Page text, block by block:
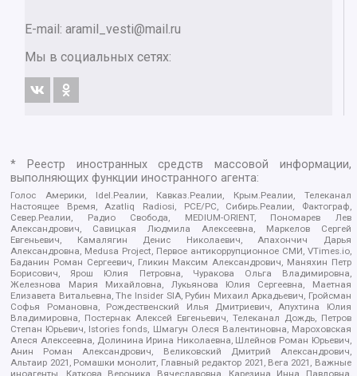
E-mail: aramil_vesti@mail.ru
Мы в социальных сетях:
* Реестр иностранных средств массовой информации,
выполняющих функции иностранного агента:
Голос Америки, Idel.Реалии, Кавказ.Реалии, Крым.Реалии, Телеканал
Настоящее Время, Azatliq Radiosi, PCE/PC, Сибирь.Реалии, Фактограф,
Север.Реалии, Радио Свобода, MEDIUM-ORIENT, Пономарев Лев
Александрович, Савицкая Людмила Алексеевна, Маркелов Сергей
Евгеньевич, Камалягин Денис Николаевич, Апахончич Дарья
Александровна, Medusa Project, Первое антикоррупционное СМИ, VTimes.io,
Баданин Роман Сергеевич, Гликин Максим Александрович, Маняхин Петр
Борисович, Ярош Юлия Петровна, Чуракова Ольга Владимировна,
Железнова Мария Михайловна, Лукьянова Юлия Сергеевна, Маетная
Елизавета Витальевна, The Insider SIA, Рубин Михаил Аркадьевич, Гройсман
Софья Романовна, Рождественский Илья Дмитриевич, Апухтина Юлия
Владимировна, Постернак Алексей Евгеньевич, Телеканал Дождь, Петров
Степан Юрьевич, Istories fonds, Шмагун Олеся Валентиновна, Мароховская
Алеся Алексеевна, Долинина Ирина Николаевна, Шлейнов Роман Юрьевич,
Анин Роман Александрович, Великовский Дмитрий Александрович,
Альтаир 2021, Ромашки монолит, Главный редактор 2021, Вега 2021, Важные
иноагенты, Каткова Вероника Вячеславовна, Карезина Инна Павловна,